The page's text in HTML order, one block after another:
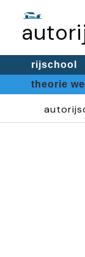
inhoudrijschool
theorie